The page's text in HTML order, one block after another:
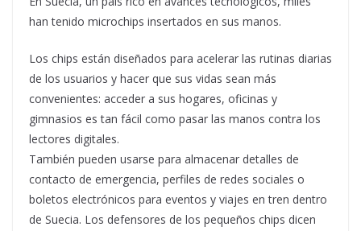
han tenido microchips insertados en sus manos.
Los chips están diseñados para acelerar las rutinas diarias
de los usuarios y hacer que sus vidas sean más
convenientes: acceder a sus hogares, oficinas y
gimnasios es tan fácil como pasar las manos contra los
lectores digitales.
También pueden usarse para almacenar detalles de
contacto de emergencia, perfiles de redes sociales o
boletos electrónicos para eventos y viajes en tren dentro
de Suecia. Los defensores de los pequeños chips dicen